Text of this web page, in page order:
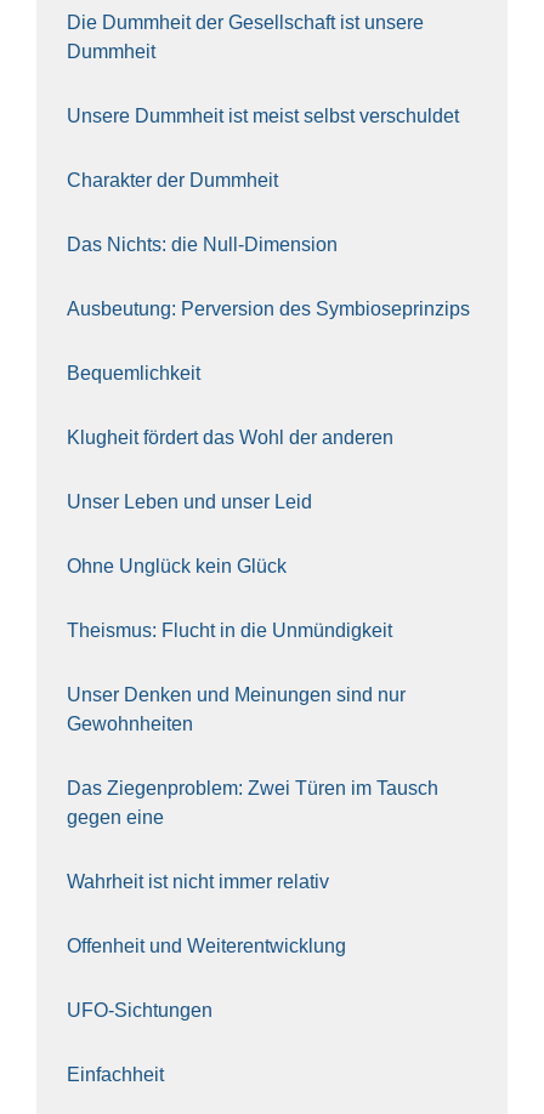
Die Dumm­heit der Gesell­schaft ist unse­re
Dumm­heit
Unse­re Dumm­heit ist meist selbst ver­schul­det
Cha­rak­ter der Dumm­heit
Das Nichts: die Null-Dimen­si­on
Aus­beu­tung: Per­ver­si­on des Sym­bio­se­prin­zips
Bequem­lich­keit
Klug­heit för­dert das Wohl der ande­ren
Unser Leben und unser Leid
Ohne Unglück kein Glück
The­is­mus: Flucht in die Unmün­dig­keit
Unser Den­ken und Mei­nun­gen sind nur
Gewohn­hei­ten
Das Zie­gen­pro­blem: Zwei Türen im Tausch
gegen eine
Wahr­heit ist nicht immer rela­tiv
Offen­heit und Wei­ter­ent­wick­lung
UFO-Sich­tun­gen
Ein­fach­heit